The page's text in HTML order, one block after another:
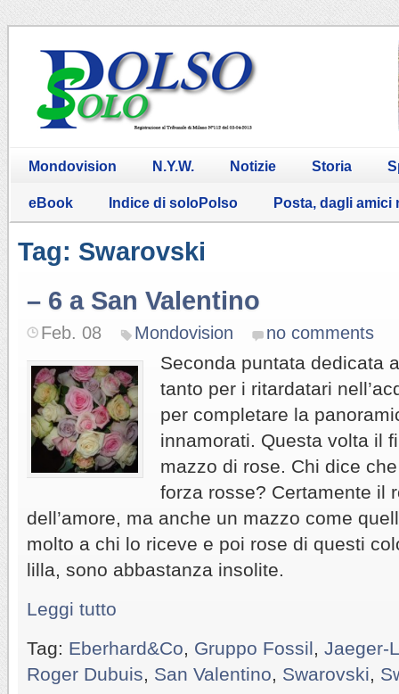
Mondovision N.Y.W. Notizie Storia
eBook Indice di soloPolso Posta, dagli amici
Tag: Swarovski
– 6 a San Valentino
Feb. 08 Mondovision no comments
Seconda puntata dedicata
tanto per i ritardatari
per completare la
innamorati. Questa volta il
mazzo di rose. Chi dice
forza rosse? Certamente il
dell’amore, ma anche un mazzo come
molto a chi lo riceve e poi rose di questi
lilla, sono abbastanza insolite.
Leggi tutto
Tag: Eberhard&Co Gruppo Fossil Jaeger-
Roger Dubuis
San Valentino Swarovski